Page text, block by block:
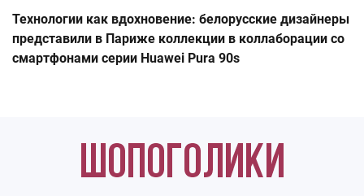
Технологии как вдохновение: белорусские дизайнеры
представили в Париже коллекции в коллаборации со
смартфонами серии Huawei Pura 90s